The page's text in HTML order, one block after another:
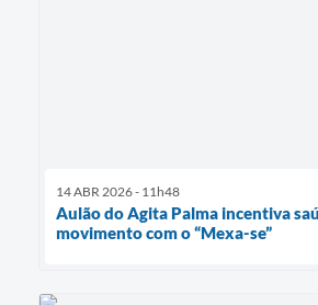
14 ABR 2026 - 11h48
Aulão do Agita Palma incentiva
movimento com o “Mexa-se”